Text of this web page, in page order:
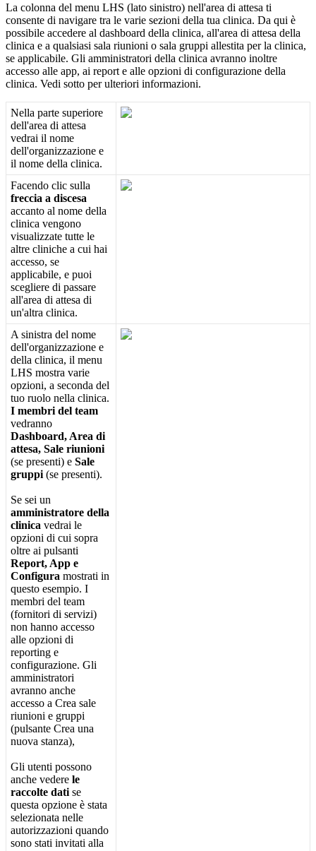
La colonna del menu LHS (lato sinistro) nell'area di attesa ti
consente di navigare tra le varie sezioni della tua clinica. Da qui è
possibile accedere al dashboard della clinica, all'area di attesa della
clinica e a qualsiasi sala riunioni o sala gruppi allestita per la clinica,
se applicabile. Gli amministratori della clinica avranno inoltre
accesso alle app, ai report e alle opzioni di configurazione della
clinica. Vedi sotto per ulteriori informazioni.
Nella parte superiore
dell'area di attesa
vedrai il nome
dell'organizzazione e
il nome della clinica.
Facendo clic sulla
freccia a discesa
accanto al nome della
clinica vengono
visualizzate tutte le
altre cliniche a cui hai
accesso, se
applicabile, e puoi
scegliere di passare
all'area di attesa di
un'altra clinica.
A sinistra del nome
dell'organizzazione e
della clinica, il menu
LHS mostra varie
opzioni, a seconda del
tuo ruolo nella clinica.
I membri del team
vedranno
Dashboard, Area di
attesa, Sale riunioni
(se presenti) e Sale
gruppi (se presenti).
Se sei un
amministratore della
clinica vedrai le
opzioni di cui sopra
oltre ai pulsanti
Report, App e
Configura mostrati in
questo esempio. I
membri del team
(fornitori di servizi)
non hanno accesso
alle opzioni di
reporting e
configurazione. Gli
amministratori
avranno anche
accesso a Crea sale
riunioni e gruppi
(pulsante Crea una
nuova stanza),
Gli utenti possono
anche vedere le
raccolte dati se
questa opzione è stata
selezionata nelle
autorizzazioni quando
sono stati invitati alla